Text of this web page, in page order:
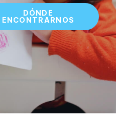
DÓNDE
ENCONTRARNOS